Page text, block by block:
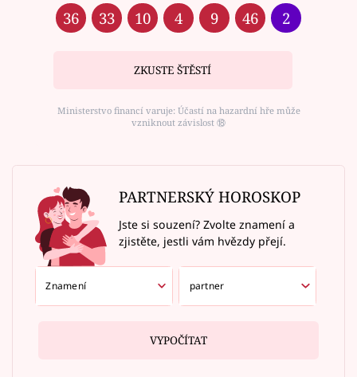
36 33 10 4 9 46 2
ZKUSTE ŠTĚSTÍ
Ministerstvo financí varuje: Účastí na hazardní hře může
vzniknout závislost ⑱
PARTNERSKÝ HOROSKOP
Jste si souzení? Zvolte znamení a
zjistěte, jestli vám hvězdy přejí.
VYPOČÍTAT